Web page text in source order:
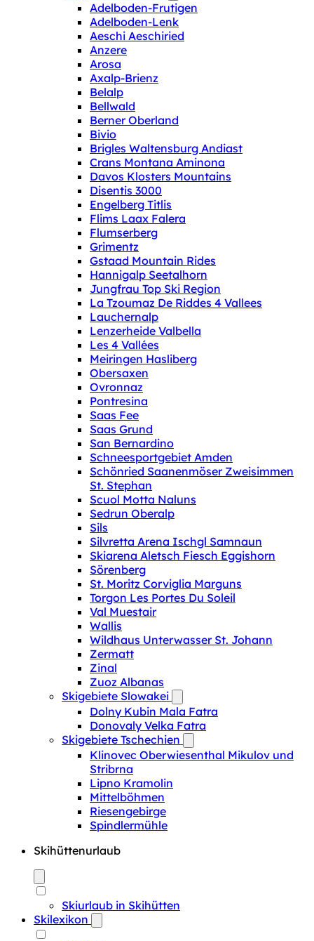
Adelboden-Frutigen
Adelboden-Lenk
Aeschi Aeschiried
Anzere
Arosa
Axalp-Brienz
Belalp
Bellwald
Berner Oberland
Bivio
Brigles Waltensburg Andiast
Crans Montana Aminona
Davos Klosters Mountains
Disentis 3000
Engelberg Titlis
Flims Laax Falera
Flumserberg
Grimentz
Gstaad Mountain Rides
Hannigalp Seetalhorn
Jungfrau Top Ski Region
La Tzoumaz De Riddes 4 Vallees
Lauchernalp
Lenzerheide Valbella
Les 4 Vallées
Meiringen Hasliberg
Obersaxen
Ovronnaz
Pontresina
Saas Fee
Saas Grund
San Bernardino
Schneesportgebiet Amden
Schönried Saanenmöser Zweisimmen
St. Stephan
Scuol Motta Naluns
Sedrun Oberalp
Sils
Silvretta Arena Ischgl Samnaun
Skiarena Aletsch Fiesch Eggishorn
Sörenberg
St. Moritz Corviglia Marguns
Torgon Les Portes Du Soleil
Val Muestair
Wallis
Wildhaus Unterwasser St. Johann
Zermatt
Zinal
Zuoz Albanas
Skigebiete Slowakei
Dolny Kubin Mala Fatra
Donovaly Velka Fatra
Skigebiete Tschechien
Klinovec Oberwiesenthal Mikulov und
Stribrna
Lipno Kramolin
Mittelböhmen
Riesengebirge
Spindlermühle
Skihüttenurlaub
Skiurlaub in Skihütten
Skilexikon